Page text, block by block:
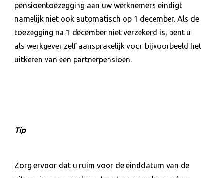
pensioentoezegging aan uw werknemers eindigt
namelijk niet ook automatisch op 1 december. Als de
toezegging na 1 december niet verzekerd is, bent u
als werkgever zelf aansprakelijk voor bijvoorbeeld het
uitkeren van een partnerpensioen.
Tip
Zorg ervoor dat u ruim voor de einddatum van de